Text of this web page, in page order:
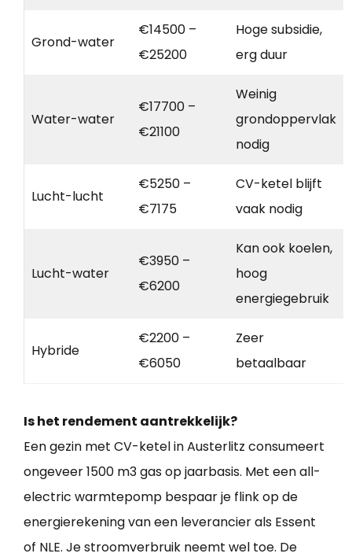
Grond-water
€14500 –
€25200
Hoge subsidie,
erg duur
Water-water
€17700 –
€21100
Weinig
grondoppervlak
nodig
Lucht-lucht
€5250 –
€7175
CV-ketel blijft
vaak nodig
Lucht-water
€3950 –
€6200
Kan ook koelen,
hoog
energiegebruik
Hybride
€2200 –
€6050
Zeer
betaalbaar
Is het rendement aantrekkelijk?
Een gezin met CV-ketel in Austerlitz consumeert
ongeveer 1500 m3 gas op jaarbasis. Met een all-
electric warmtepomp bespaar je flink op de
energierekening van een leverancier als Essent
of NLE. Je stroomverbruik neemt wel toe. De